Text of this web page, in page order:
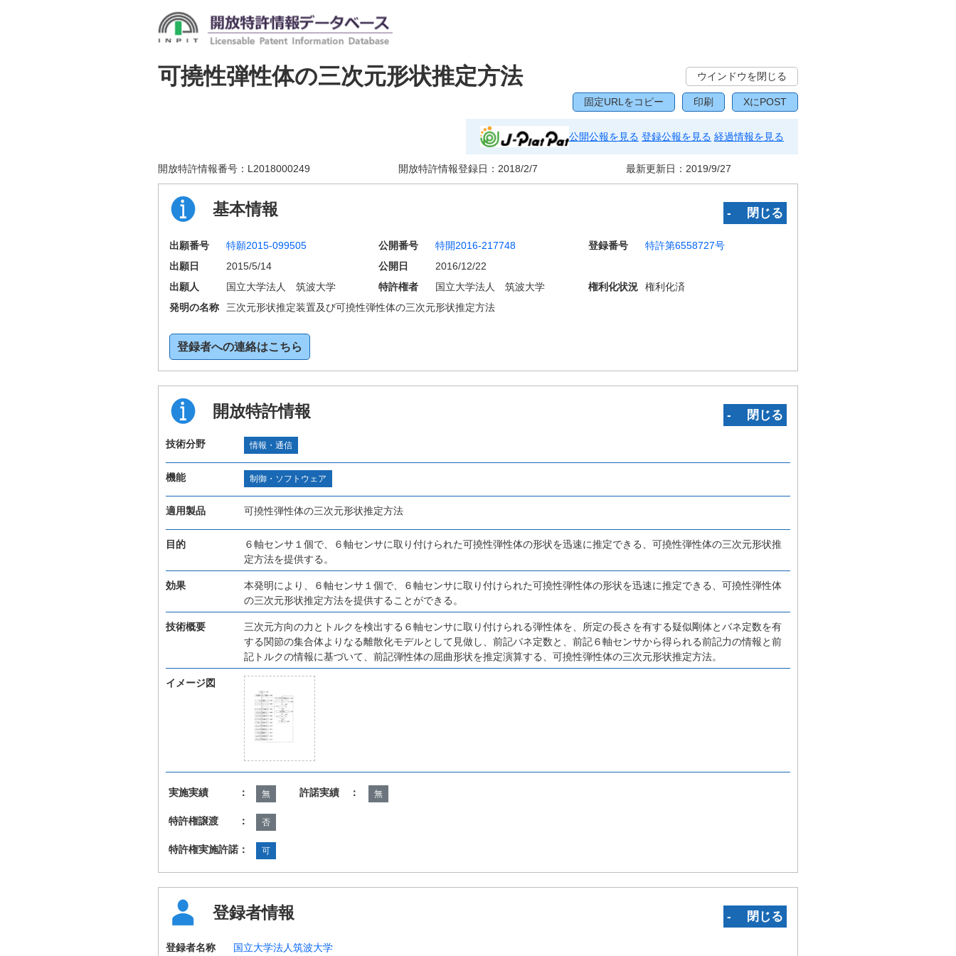
可撓性弾性体の三次元形状推定方法 ウインドウを閉じる
固定URLをコピー 印刷 XにPOST
公開公報を見る 登録公報を見る 経過情報を見る
開放特許情報番号： L2018000249 開放特許情報登録日： 2018/2/7 最新更新日： 2019/9/27
基本情報 ‐ 閉じる
出願番号 特願2015-099505 公開番号 特開2016-217748 登録番号
特許第6558727号
出願日
2015/5/14 公開日
2016/12/22
出願人
国立大学法人 筑波大学 特許権者 国立大学法人 筑波大学 権利化状況
権利化済
発明の名称
三次元形状推定装置及び可撓性弾性体の三次元形状推定方法
登録者への連絡はこちら
開放特許情報 ‐ 閉じる
技術分野 情報・通信
機能 制御・ソフトウェア
適用製品 可撓性弾性体の三次元形状推定方法
目的
６軸センサ１個で、６軸センサに取り付けられた可撓性弾性体の形状を迅速に推定できる、可撓性弾性体の三次元形状推
定方法を提供する。
効果
本発明により、６軸センサ１個で、６軸センサに取り付けられた可撓性弾性体の形状を迅速に推定できる、可撓性弾性体
の三次元形状推定方法を提供することができる。
技術概要
三次元方向の力とトルクを検出する６軸センサに取り付けられる弾性体を、所定の長さを有する疑似剛体とバネ定数を有
する関節の集合体よりなる離散化モデルとして見做し、前記バネ定数と、前記６軸センサから得られる前記力の情報と前
記トルクの情報に基づいて、前記弾性体の屈曲形状を推定演算する、可撓性弾性体の三次元形状推定方法。
イメージ図
実施実績 ： 無 許諾実績 ： 無
特許権譲渡 ： 否
特許権実施許諾： 可
登録者情報 ‐ 閉じる
登録者名称 国立大学法人筑波大学